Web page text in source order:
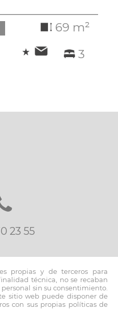
69 m²
3
23 55
propias y de terceros para
técnica, no se recaban
sin su consentimiento.
sitio web puede disponer de
con sus propias políticas de